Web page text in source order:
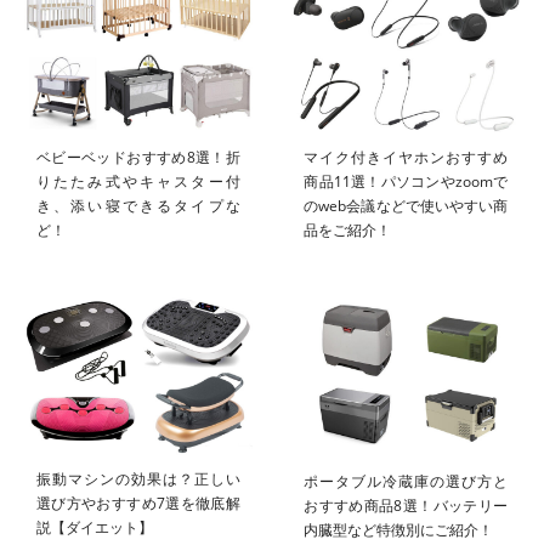
ベビーベッドおすすめ8選！折
りたたみ式やキャスター付
き、添い寝できるタイプな
ど！
マイク付きイヤホンおすすめ
商品11選！パソコンやzoomで
のweb会議などで使いやすい商
品をご紹介！
振動マシンの効果は？正しい
選び方やおすすめ7選を徹底解
説【ダイエット】
ポータブル冷蔵庫の選び方と
おすすめ商品8選！バッテリー
内臓型など特徴別にご紹介！